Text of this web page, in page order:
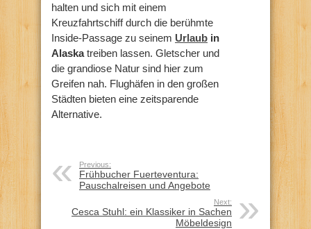
halten und sich mit einem
Kreuzfahrtschiff durch die berühmte
Inside-Passage zu seinem Urlaub in
Alaskatreiben lassen. Gletscher und
die grandiose Natur sind hier zum
Greifen nah. Flughäfen in den großen
Städten bieten eine zeitsparende
Alternative.
Previous:
Frühbucher Fuerteventura:
Pauschalreisen und Angebote
Next:
Cesca Stuhl: ein Klassiker in Sachen
Möbeldesign